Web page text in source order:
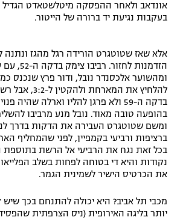
תגיות
אונדאב ולאחר ההפסקה מיטלשטאדט
בעקבות נגיעת יד ברורה של הייטור.
אלא שאז שטוטגרט הורידה רגל מהגז ונתנה
הזדמנות
ומהשוער אלכסנדר נובל, ודור פרץ שנכנס
להלחיץ את
בדקה ה-59 ולא פרגן להליו וארלה שהיה
ומשם שטוטגרט העבירה את הדקות בדרך
ברציפות ורביעי בקמפיין, לפני שהמחליף
נקודות והיא די בטוחה לפחות בשלב
את הכרטיס הישיר לשמינית הגמר.
מכבי תל אביב? היא יכולה להתנחם בכך שיש
יותר בליגה האירופית (ניס הצרפתית